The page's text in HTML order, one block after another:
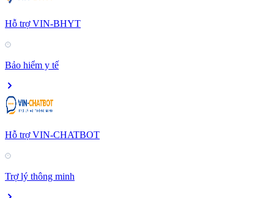
Hỗ trợ VIN-BHYT
Bảo hiểm y tế
Hỗ trợ VIN-CHATBOT
Trợ lý thông minh